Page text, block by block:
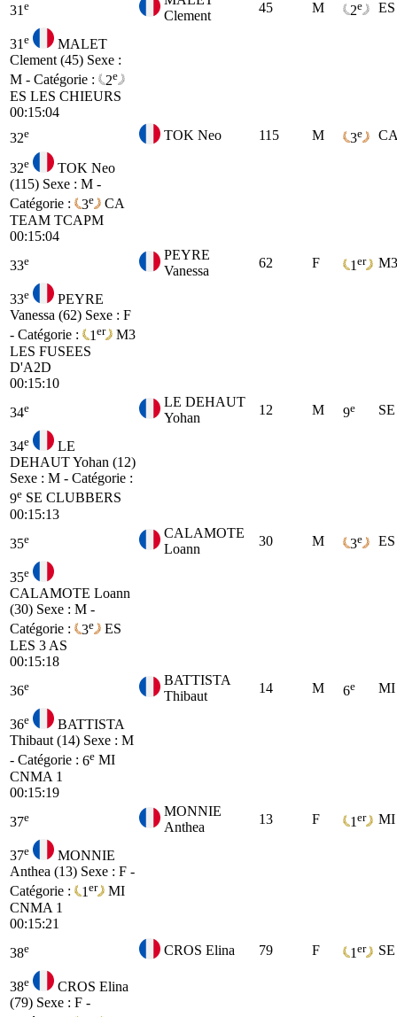
31 e
Clement
45 M 2e ES
31 e
MALET
Clement (45) Sexe :
M - Catégorie :
2e
ES LES CHIEURS
00:15:04
32e TOK Neo 115 M 3e
32e
TOK Neo
(115) Sexe : M -
Catégorie :
3e
CA
TEAM TCAPM
00:15:04
33e
PEYRE
Vanessa
62 F 1 er M3
33e
PEYRE
Vanessa (62) Sexe : F
- Catégorie :
1 er
M3
LES FUSEES
D'A2D
00:15:10
34e
LE DEHAUT
Yohan
12 M 9e SE
34e
LE
DEHAUT Yohan (12)
Sexe : M - Catégorie :
9e SE CLUBBERS
00:15:13
35e
CALAMOTE
Loann
30 M 3e ES
35e
CALAMOTE Loann
(30) Sexe : M -
Catégorie :
3e
ES
LES 3 AS
00:15:18
36e
BATTISTA
Thibaut
14 M 6e MI
36e
BATTISTA
Thibaut (14) Sexe : M
- Catégorie : 6e MI
CNMA 1
00:15:19
37e
MONNIE
Anthea
13 F 1 er MI
37e
MONNIE
Anthea (13) Sexe : F -
Catégorie :
1 er
MI
CNMA 1
00:15:21
38e CROS Elina 79 F 1 er SE
38e
CROS Elina
(79) Sexe : F -